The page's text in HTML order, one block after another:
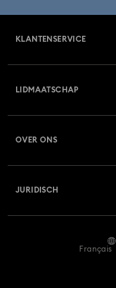
KLANTENSERVICE
Retourneren en ruilen
Reparatiestatus
Neem contact met ons op
LIDMAATSCHAP
OVER ONS
JURIDISCH
Algemene voorwaarden
Français